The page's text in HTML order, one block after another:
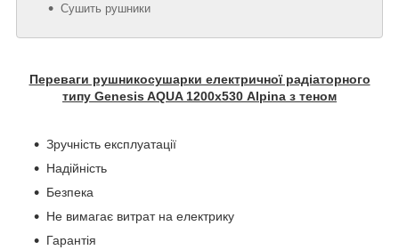
Сушить рушники
Переваги рушникосушарки електричної радіаторного
типу Genesis AQUA 1200х530 Alpina з теном
Зручність експлуатації
Надійність
Безпека
Не вимагає витрат на електрику
Гарантія